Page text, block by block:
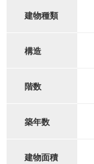
建物種類
構造
階数
築年数
建物面積